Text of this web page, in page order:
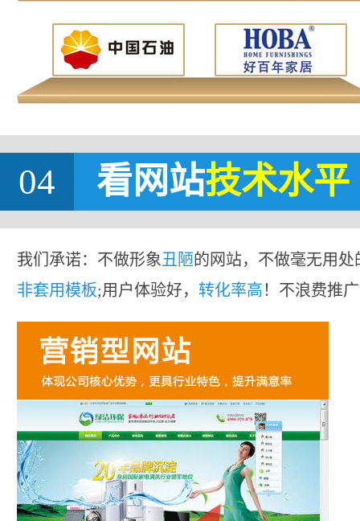
04 看网站技术水平
我们承诺：不做形象丑陋的网站，不做毫无用处
非套用模板;用户体验好， 转化率高！不浪费推